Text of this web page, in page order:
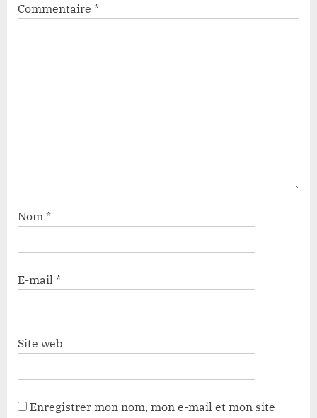
Commentaire *
Nom *
E-mail *
Site web
Enregistrer mon nom, mon e-mail et mon site